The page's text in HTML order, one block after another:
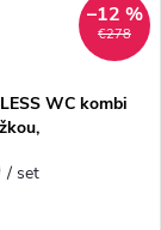
€278
–12 %
WC kombi
/ set